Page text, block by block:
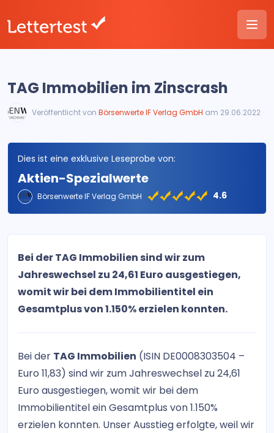
TAG Immobilien im Zinscrash
Veröffentlicht von Börsenwerte IF Verlag GmbH am 29.06.2022
Dies ist eine exklusive Leseprobe von:
Aktien-Spezialwerte
Börsenwerte IF Verlag GmbH 4.6
Bei der TAG Immobilien sind wir zum
Jahreswechsel zu 24,61 Euro ausgestiegen,
womit wir bei dem Immobilientitel ein
Gesamtplus von 1.150% erzielen konnten.
Bei der TAG Immobilien (ISIN DE0008303504 –
Euro 11,83) sind wir zum Jahreswechsel zu 24,61
Euro ausgestiegen, womit wir bei dem
Immobilientitel ein Gesamtplus von 1.150%
erzielen konnten. Unser Ausstieg erfolgte, weil wir